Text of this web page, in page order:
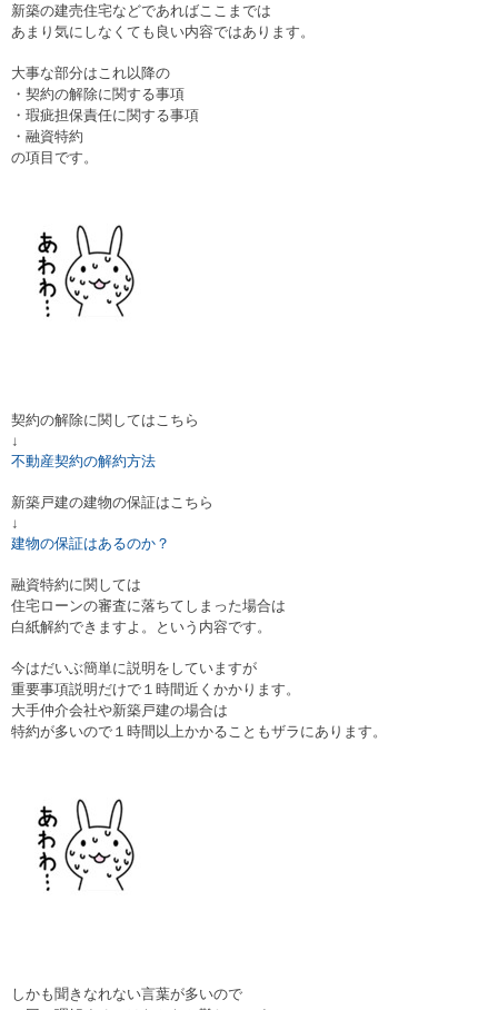
新築の建売住宅などであればここまでは
あまり気にしなくても良い内容ではあります。
大事な部分はこれ以降の
・契約の解除に関する事項
・瑕疵担保責任に関する事項
・融資特約
の項目です。
契約の解除に関してはこちら
↓
不動産契約の解約方法
新築戸建の建物の保証はこちら
↓
建物の保証はあるのか？
融資特約に関しては
住宅ローンの審査に落ちてしまった場合は
白紙解約できますよ。という内容です。
今はだいぶ簡単に説明をしていますが
重要事項説明だけで１時間近くかかります。
大手仲介会社や新築戸建の場合は
特約が多いので１時間以上かかることもザラにあります。
しかも聞きなれない言葉が多いので